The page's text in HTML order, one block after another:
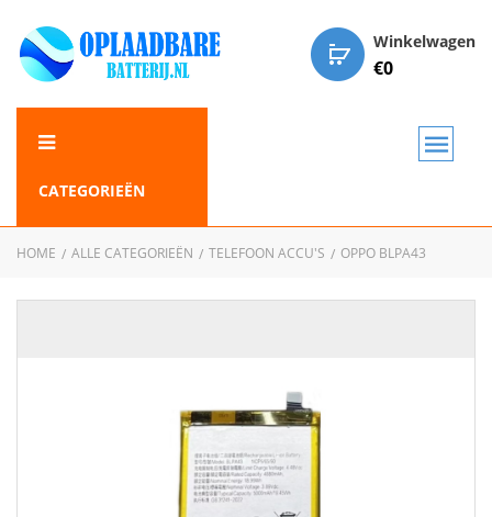
Winkelwagen
€0
CATEGORIEËN
HOME ALLE CATEGORIEËN TELEFOON ACCU'S OPPO BLPA43